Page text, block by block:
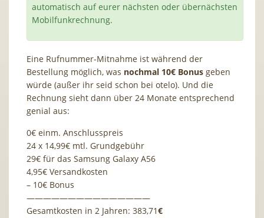
automatisch auf eurer nächsten oder übernächsten
Mobilfunkrechnung.
Eine Rufnummer-Mitnahme ist während der
Bestellung möglich, was nochmal 10€ Bonus geben
würde (außer ihr seid schon bei otelo). Und die
Rechnung sieht dann über 24 Monate entsprechend
genial aus:
0€ einm. Anschlusspreis
24 x 14,99€ mtl. Grundgebühr
29€ für das Samsung Galaxy A56
4,95€ Versandkosten
– 10€ Bonus
———————————————
Gesamtkosten in 2 Jahren: 383,71€